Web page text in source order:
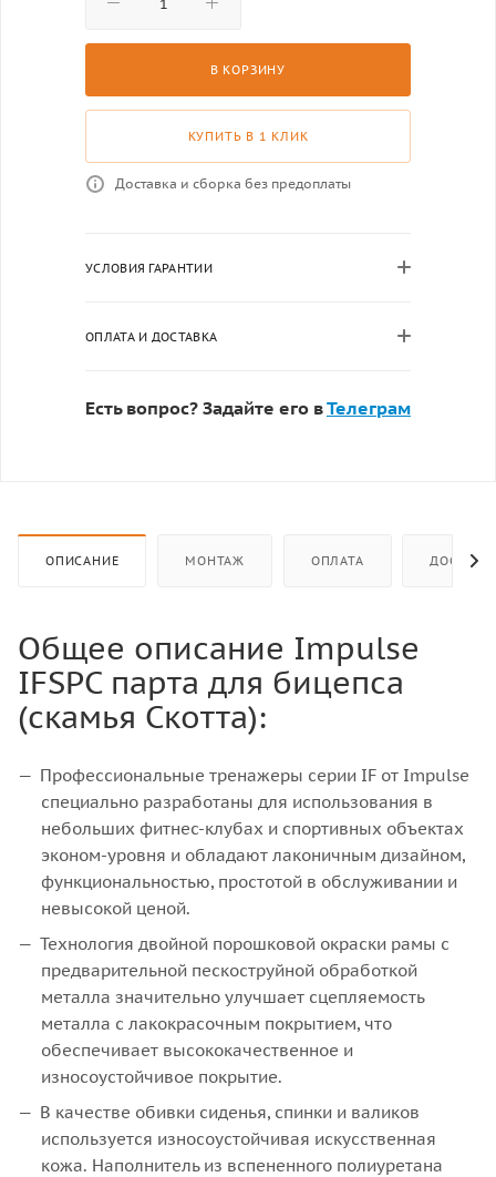
В КОРЗИНУ
КУПИТЬ В 1 КЛИК
Доставка и сборка без предоплаты
УСЛОВИЯ ГАРАНТИИ
ОПЛАТА И ДОСТАВКА
Есть вопрос? Задайте его вТелеграм
ОПИСАНИЕ МОНТАЖ ОПЛАТА
Общее описание Impulse
IFSPC парта для бицепса
(скамья Скотта):
Профессиональные тренажеры серии IF от Impulse
специально разработаны для использования в
небольших фитнес-клубах и спортивных объектах
эконом-уровня и обладают лаконичным дизайном,
функциональностью, простотой в обслуживании и
невысокой ценой.
Технология двойной порошковой окраски рамы с
предварительной пескоструйной обработкой
металла значительно улучшает сцепляемость
металла с лакокрасочным покрытием, что
обеспечивает высококачественное и
износоустойчивое покрытие.
В качестве обивки сиденья, спинки и валиков
используется износоустойчивая искусственная
кожа. Наполнитель из вспененного полиуретана